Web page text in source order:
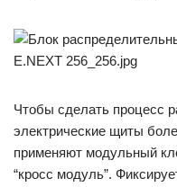
Чтобы сделать процесс
электрические щиты
применяют модульный
“кросс модуль”.